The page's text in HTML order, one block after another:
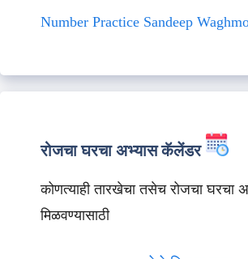
Number Practice Sandeep
रोजचा घरचा अभ्यास कॅलेंडर
कोणत्याही तारखेचा तसेच रोजचा घरचा
मिळवण्यासाठी